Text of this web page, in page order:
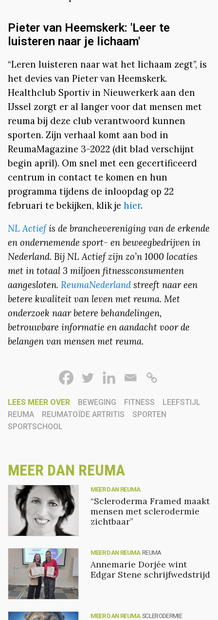
Pieter van Heemskerk: 'Leer te
luisteren naar je lichaam'
“Leren luisteren naar wat het lichaam zegt”, is
het devies van Pieter van Heemskerk.
Healthclub Sportiv in Nieuwerkerk aan den
IJssel zorgt er al langer voor dat mensen met
reuma bij deze club verantwoord kunnen
sporten. Zijn verhaal komt aan bod in
ReumaMagazine 3-2022 (dit blad verschijnt
begin april). Om snel met een gecertificeerd
centrum in contact te komen en hun
programma tijdens de inloopdag op 22
februari te bekijken, klik je hier.
NL Actiefis de branchevereniging van de erkende
en ondernemende sport- en beweegbedrijven in
Nederland. Bij NL Actief zijn zo’n 1000 locaties
met in totaal 3 miljoen fitnessconsumenten
aangesloten. ReumaNederland streeft naar een
betere kwaliteit van leven met reuma. Met
onderzoek naar betere behandelingen,
betrouwbare informatie en aandacht voor de
belangen van mensen met reuma.
LEES MEER OVER BEWEGING FITNESS
LEEFSTIJL
REUMA
REUMATOÏDE ARTRITIS
SPORTEN
SPORTSCHOOL
MEER DAN REUMA
MEER DAN REUMA
“Scleroderma Framed maakt
mensen met sclerodermie
zichtbaar”
MEER DAN REUMA REUMA
Annemarie Dorjée wint
Edgar Stene schrijfwedstrijd
MEER DAN REUMA SCLERODERMIE